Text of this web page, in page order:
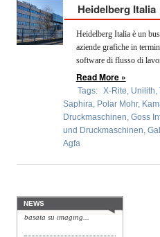
Heidelberg Italia
Heidelberg Italia è un
aziende grafiche in
software di flusso di
Read More »
Tags: X-Rite Unilith
Saphira Polar Mohr,
Druckmaschinen Goss
und Druckmaschinen
Agfa
NEWS
Konica Minolta presenta
presenta Specim RETEX,
una soluzione completa
basata su imaging...